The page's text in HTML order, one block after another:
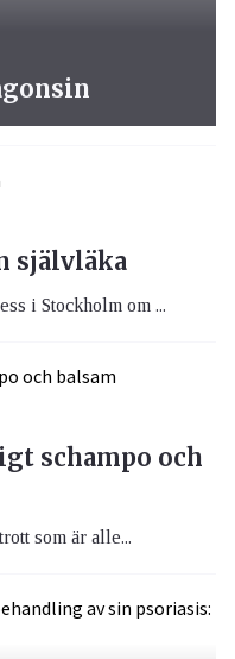
självläka
i Stockholm om ...
schampo och
som är alle...